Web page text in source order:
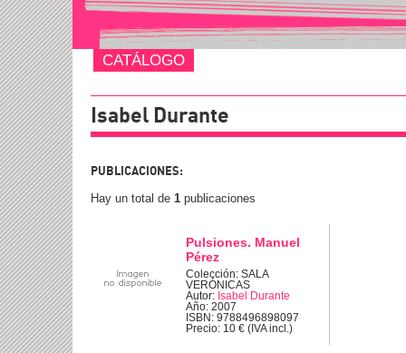
CATÁLOGO
Isabel Durante
PUBLICACIONES:
Hay un total de 1 publicaciones
Pulsiones. Manuel
Pérez
Colección: SALA
VERÓNICAS
Autor: Isabel Durante
Año: 2007
ISBN: 9788496898097
Precio: 10 € (IVA incl.)